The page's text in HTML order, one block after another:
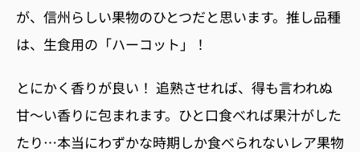
が、信州らしい果物のひとつだと思います。推し品種
は、生食用の「ハーコット」！
とにかく香りが良い！ 追熟させれば、得も言われぬ
甘〜い香りに包まれます。ひと口食べれば果汁がした
たり…本当にわずかな時期しか食べられないレア果物